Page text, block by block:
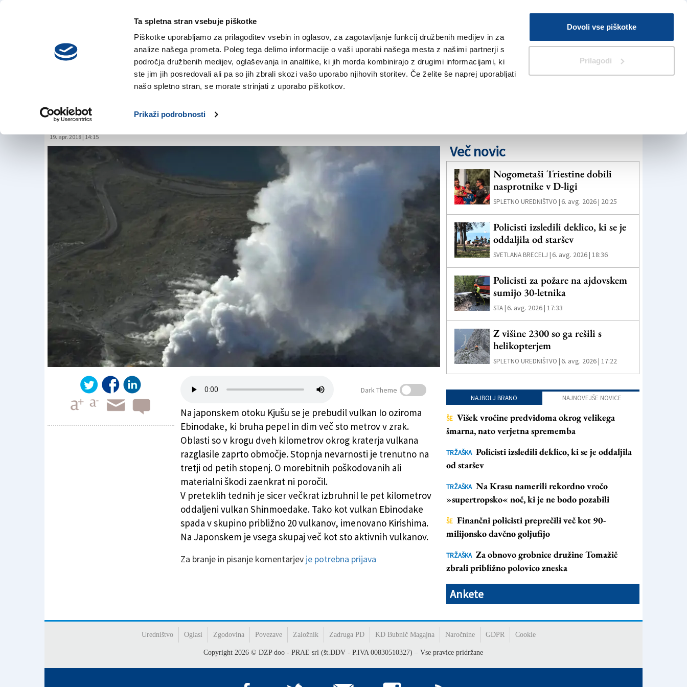
Ta spletna stran vsebuje piškotke
Piškotke uporabljamo za prilagoditev vsebin in oglasov, za zagotavljanje funkcij družbenih medijev in za
analize našega prometa. Poleg tega delimo informacije o vaši uporabi našega mesta z našimi partnerji s
področja družbenih medijev, oglaševanja in analitike, ki jih morda kombinirajo z drugimi informacijami, ki
ste jim jih posredovali ali pa so jih zbrali skozi vašo uporabo njihovih storitev. Če želite še naprej uporabljati
našo spletno stran, se morate strinjati z uporabo piškotkov.
Prikaži podrobnosti
Dovoli vse piškotke
Prilagodi
četrtek,
6. avgusta 2026
V Kioskih
Iskanje
NOVICE TRŽAŠKA GORIŠKA KULTURA ŠPORT ŠE
Vulkan bruha pepel in dim več sto
metrov v zrak
19. apr. 2018 | 14:15
Vulkan bruha pepel in dim več sto metrov v zrak
Dark Theme
Na japonskem otoku Kjušu se je prebudil vulkan Io oziroma
Ebinodake, ki bruha pepel in dim več sto metrov v zrak.
Oblasti so v krogu dveh kilometrov okrog kraterja vulkana
razglasile zaprto območje. Stopnja nevarnosti je trenutno na
tretji od petih stopenj. O morebitnih poškodovanih ali
materialni škodi zaenkrat ni poročil.
V preteklih tednih je sicer večkrat izbruhnil le pet kilometrov
oddaljeni vulkan Shinmoedake. Tako kot vulkan Ebinodake
spada v skupino približno 20 vulkanov, imenovano Kirishima.
Na Japonskem je vsega skupaj več kot sto aktivnih vulkanov.
Za branje in pisanje komentarjev je potrebna prijava
Več novic
Nogometaši Triestine dobili
nasprotnike v D-ligi
SPLETNO UREDNIŠTVO | 6. avg. 2026 | 20:25
Policisti izsledili deklico, ki se je
oddaljila od staršev
SVETLANA BRECELJ | 6. avg. 2026 | 18:36
Policisti za požare na ajdovskem
sumijo 30-letnika
STA | 6. avg. 2026 | 17:33
Z višine 2300 so ga rešili s
helikopterjem
SPLETNO UREDNIŠTVO | 6. avg. 2026 | 17:22
NAJBOLJ BRANO NAJNOVEJŠE NOVICE
ŠE Višek vročine predvidoma okrog velikega
šmarna, nato verjetna sprememba
TRŽAŠKA Policisti izsledili deklico, ki se je oddaljila
od staršev
TRŽAŠKA Na Krasu namerili rekordno vročo
»supertropsko« noč, ki je ne bodo pozabili
ŠE Finančni policisti preprečili več kot 90-
milijonsko davčno goljufijo
TRŽAŠKA Za obnovo grobnice družine Tomažič
zbrali približno polovico zneska
Ankete
Uredništvo Oglasi Zgodovina Povezave Založnik Zadruga PD KD Bubnič Magajna Naročnine GDPR Cookie
Copyright2026 © DZP doo - PRAE srl (št.DDV - P.IVA 00830510327) – Vse pravice pridržane